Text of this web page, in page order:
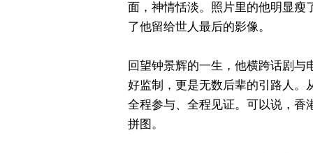
面，神情恬淡。照片里的他明显瘦
了他留给世人最后的影像。
回望钟景辉的一生，他横跨话剧
好监制，更是无数后辈的引路人。
全程参与、全程见证。可以说，香
拼图。